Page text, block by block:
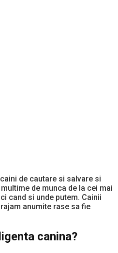
de cautare si salvare si
de munca de la cei mai
cand si unde putem. Cainii
anumite rase sa fie
canina?